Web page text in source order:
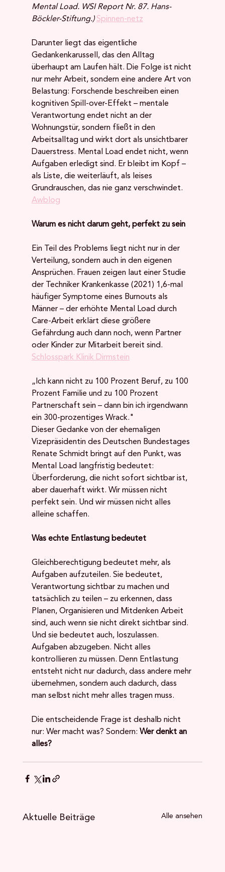
Mental Load. WSI Report Nr. 87. Hans-
Böckler-Stiftung.) Spinnen-netz
Darunter liegt das eigentliche
Gedankenkarussell, das den Alltag
überhaupt am Laufen hält. Die Folge ist nicht
nur mehr Arbeit, sondern eine andere Art von
Belastung: Forschende beschreiben einen
kognitiven Spill-over-Effekt – mentale
Verantwortung endet nicht an der
Wohnungstür, sondern fließt in den
Arbeitsalltag und wirkt dort als unsichtbarer
Dauerstress. Mental Load endet nicht, wenn
Aufgaben erledigt sind. Er bleibt im Kopf –
als Liste, die weiterläuft, als leises
Grundrauschen, das nie ganz verschwindet.
Awblog
Warum es nicht darum geht, perfekt zu sein
Ein Teil des Problems liegt nicht nur in der
Verteilung, sondern auch in den eigenen
Ansprüchen. Frauen zeigen laut einer Studie
der Techniker Krankenkasse (2021) 1,6-mal
häufiger Symptome eines Burnouts als
Männer – der erhöhte Mental Load durch
Care-Arbeit erklärt diese größere
Gefährdung auch dann noch, wenn Partner
oder Kinder zur Mitarbeit bereit sind.
Schlosspark Klinik Dirmstein
„Ich kann nicht zu 100 Prozent Beruf, zu 100
Prozent Familie und zu 100 Prozent
Partnerschaft sein – dann bin ich irgendwann
ein 300-prozentiges Wrack."
Dieser Gedanke von der ehemaligen
Vizepräsidentin des Deutschen Bundestages
Renate Schmidt bringt auf den Punkt, was
Mental Load langfristig bedeutet:
Überforderung, die nicht sofort sichtbar ist,
aber dauerhaft wirkt. Wir müssen nicht
perfekt sein. Und wir müssen nicht alles
alleine schaffen.
Was echte Entlastung bedeutet
Gleichberechtigung bedeutet mehr, als
Aufgaben aufzuteilen. Sie bedeutet,
Verantwortung sichtbar zu machen und
tatsächlich zu teilen – zu erkennen, dass
Planen, Organisieren und Mitdenken Arbeit
sind, auch wenn sie nicht direkt sichtbar sind.
Und sie bedeutet auch, loszulassen.
Aufgaben abzugeben. Nicht alles
kontrollieren zu müssen. Denn Entlastung
entsteht nicht nur dadurch, dass andere mehr
übernehmen, sondern auch dadurch, dass
man selbst nicht mehr alles tragen muss.
Die entscheidende Frage ist deshalb nicht
nur: Wer macht was? Sondern: Wer denkt an
alles?
Aktuelle Beiträge Alle ansehen